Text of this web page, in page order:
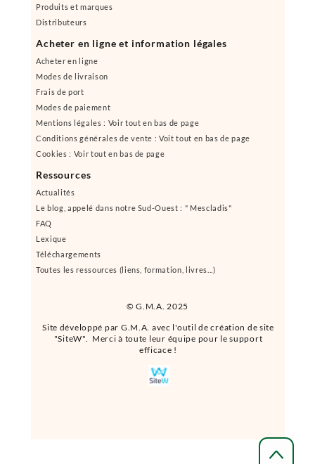
© G.M.A. 2025
Site développé par G.M.A. avec l'outil de création de site
"SiteW". Merci à toute leur équipe pour le support
efficace !
Produits et marques
Distributeurs
Acheter en ligne et information légales
Acheter en ligne
Modes de livraison
Frais de port
Modes de paiement
Mentions légales : Voir tout en bas de page
Conditions générales de vente : Voit tout en bas de page
Cookies : Voir tout en bas de page
Ressources
Actualités
Le blog, appelé dans notre Sud-Ouest : " Mescladis"
FAQ
Lexique
Téléchargements
Toutes les ressources (liens, formation, livres...)